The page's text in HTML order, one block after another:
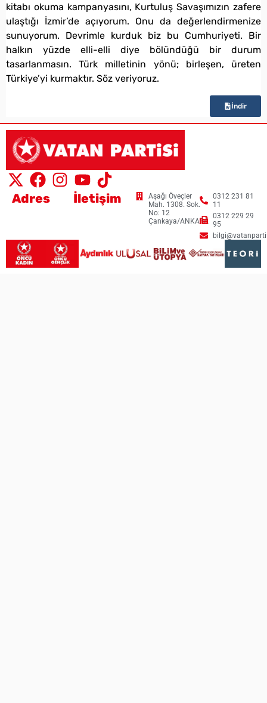
kitabı okuma kampanyasını, Kurtuluş Savaşımızın zafere
ulaştığı İzmir’de açıyorum. Onu da değerlendirmenize
sunuyorum. Devrimle kurduk biz bu Cumhuriyeti. Bir
halkın yüzde elli-elli diye bölündüğü bir durum
tasarlanmasın. Türk milletinin yönü; birleşen, üreten
Türkiye’yi kurmaktır. Söz veriyoruz.
İndir
Adres
Aşağı Öveçler
Mah. 1308. Sok.
No: 12
Çankaya/ANKARA
İletişim
0312 231 81
11
0312 229 29
95